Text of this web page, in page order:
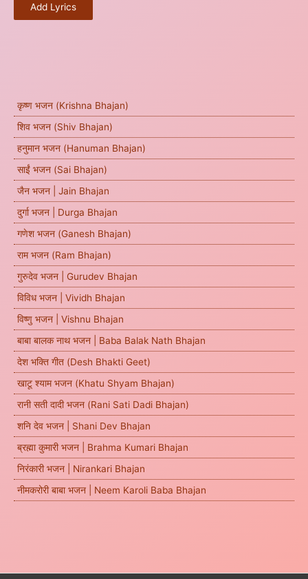
कृष्ण भजन (Krishna Bhajan)
शिव भजन (Shiv Bhajan)
हनुमान भजन (Hanuman Bhajan)
साईं भजन (Sai Bhajan)
जैन भजन | Jain Bhajan
दुर्गा भजन | Durga Bhajan
गणेश भजन (Ganesh Bhajan)
राम भजन (Ram Bhajan)
गुरुदेव भजन | Gurudev Bhajan
विविध भजन | Vividh Bhajan
विष्णु भजन | Vishnu Bhajan
बाबा बालक नाथ भजन | Baba Balak Nath Bhajan
देश भक्ति गीत (Desh Bhakti Geet)
खाटू श्याम भजन (Khatu Shyam Bhajan)
रानी सती दादी भजन (Rani Sati Dadi Bhajan)
शनि देव भजन | Shani Dev Bhajan
ब्रह्मा कुमारी भजन | Brahma Kumari Bhajan
निरंकारी भजन | Nirankari Bhajan
नीमकरोरी बाबा भजन | Neem Karoli Baba Bhajan
Add Lyrics